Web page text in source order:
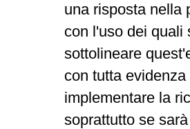
una risposta nella
con l'uso dei quali
sottolineare
con tutta
implementare la
soprattutto se